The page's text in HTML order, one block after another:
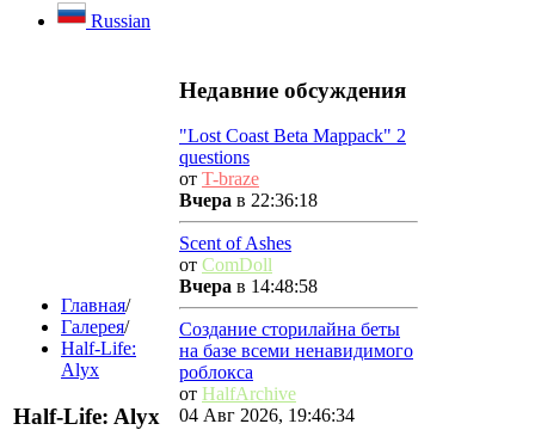
Russian
Главная/
Галерея/
Half-Life:
Alyx
Half-Life: Alyx
Недавние обсуждения
"Lost Coast Beta Mappack" 2
questions
от T-braze
Вчера в 22:36:18
Scent of Ashes
от ComDoll
Вчера в 14:48:58
Создание сторилайна беты
на базе всеми ненавидимого
роблокса
от HalfArchive
04 Авг 2026, 19:46:34